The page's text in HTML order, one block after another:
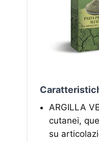
ARGILLA
cutanei,
su